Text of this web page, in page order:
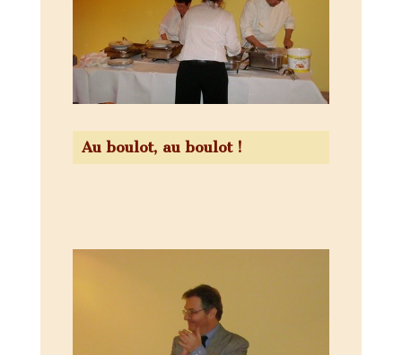
Au boulot, au boulot !